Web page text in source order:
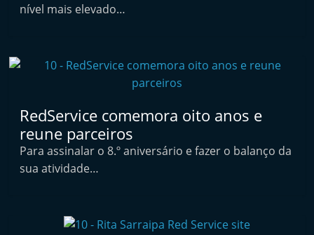
d
e
e
n
o
nível mais elevado…
RedService comemora oito anos e
reune parceiros
Para assinalar o 8.º aniversário e fazer o balanço da
sua atividade…